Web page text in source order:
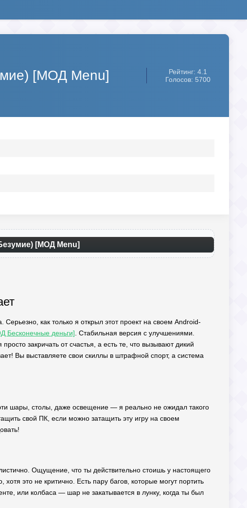
[МОД Menu]
Рейтинг: 4.1
Голосов: 5700
[МОД Menu]
как только я открыл этот проект на своем Android-
Бесконечные деньги] . Стабильная версия с улучшениями.
закричать от счастья, а есть те, что вызывают дикий
Вы выставляете свои скиллы в штрафной спорт, а система
шары, столы, даже освещение — я реально не ожидал такого
свой ПК, если можно затащить эту игру на своем
Ощущение, что ты действительно стоишь у настоящего
это не критично. Есть пару багов, которые могут портить
или колбаса — шар не закатывается в лунку, когда ты был